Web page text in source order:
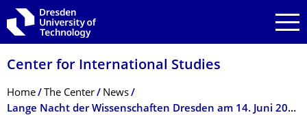
Skip to main navigation
Skip to search
Skip to content
Center for International Studies
Breadcrumb Menu
Home The Center
News
Lange Nacht der Wissenschaften Dresden am 14. Juni 2024: Rätseln für den Weltfrieden mit dem Zentrum für Internationale Studien